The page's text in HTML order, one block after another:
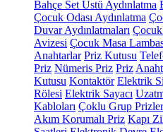
Bahçe Set Üstü Aydınlatma
Çocuk Odası Aydınlatma
Duvar Aydınlatmaları
Avizesi Çocuk Masa
Anahtarlar Priz Kutusu
Priz Nümeris Priz Priz
Kutusu Kontaktör Elektrik
Rölesi Elektrik Sayacı
Kabloları Çoklu Grup
Akım Korumalı Priz Kapı